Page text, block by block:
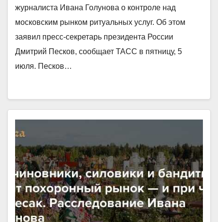
журналиста Ивана Голунова о контроле над
московским рынком ритуальных услуг. Об этом
заявил пресс-секретарь президента России
Дмитрий Песков, сообщает ТАСС в пятницу, 5
июля. Песков…